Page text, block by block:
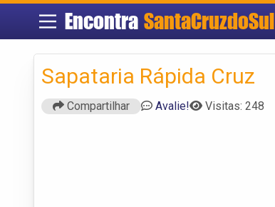
Encontra SantaCruzdoSul
Sapataria Rápida Cruz
Compartilhar Avalie! Visitas: 248